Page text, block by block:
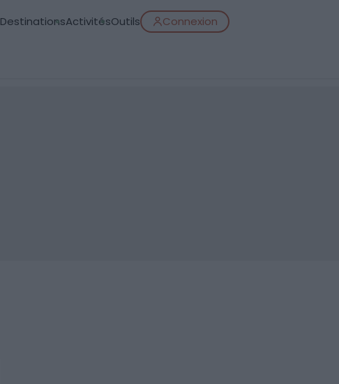
DestinationsActivitésOutils Connexion